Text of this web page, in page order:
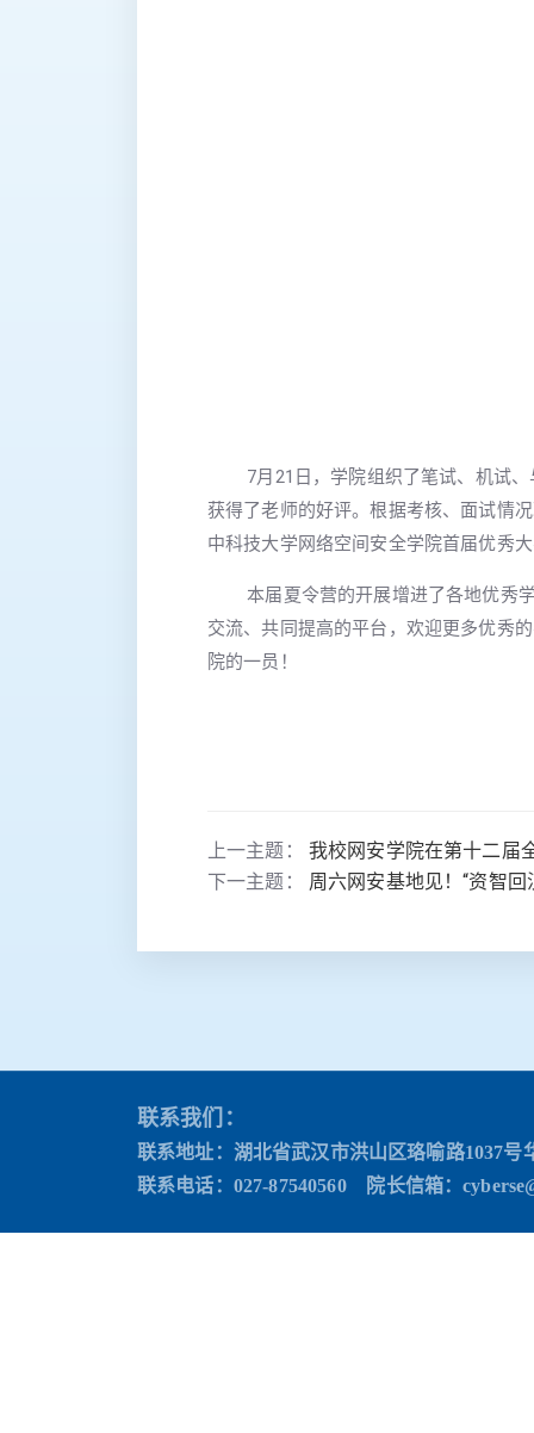
7月21日，学院组织了笔试、机试、
获得了老师的好评。根据考核、面试情
中科技大学网络空间安全学院首届优秀
本届夏令营的开展增进了各地优秀学
交流、共同提高的平台，欢迎更多优秀
院的一员！
上一主题： 我校网安学院在第十二届
下一主题： 周六网安基地见！“资智
联系我们：
联系地址：湖北省武汉市洪山区珞喻路1037号
联系电话：027-87540560 院长信箱：